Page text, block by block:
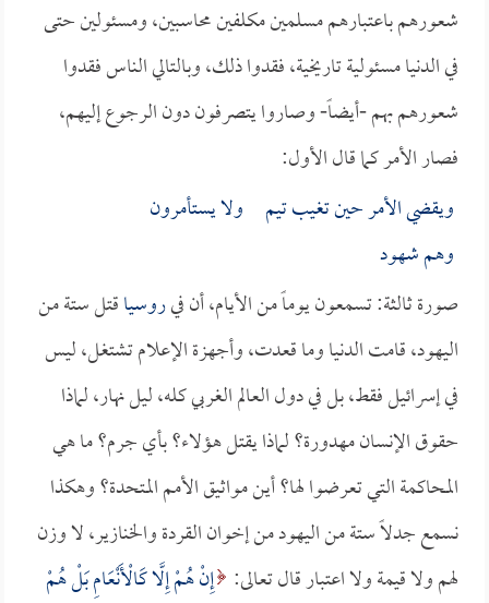
شعورهم باعتبارهم مسلمين مكلفين محاسبين، ومسئولين حتى
في الدنيا مسئولية تاريخية، فقدوا ذلك، وبالتالي الناس فقدوا
شعورهم بهم -أيضاً- وصاروا يتصرفون دون الرجوع إليهم،
فصار الأمر كما قال الأول:
ويقضي الأمر حين تغيب تيم ولا يستأمرون
وهم شهود
صورة ثالثة: تسمعون يوماً من الأيام، أن فيروسياقتل ستة من
اليهود، قامت الدنيا وما قعدت، وأجهزة الإعلام تشتغل، ليس
في إسرائيل فقط، بل في دول العالم الغربي كله، ليل نهار، لماذا
حقوق الإنسان مهدورة؟ لماذا يقتل هؤلاء؟ بأي جرم؟ ما هي
المحاكمة التي تعرضوا لها؟ أين مواثيق الأمم المتحدة؟ وهكذا
نسمع جدلاً ستة من اليهود من إخوان القردة والخنازير، لا وزن
لهم ولا قيمة ولا اعتبار قال تعالى: إِنْ هُمْ إِلَّا كَالْأَنْعَامِ بَلْ هُمْ